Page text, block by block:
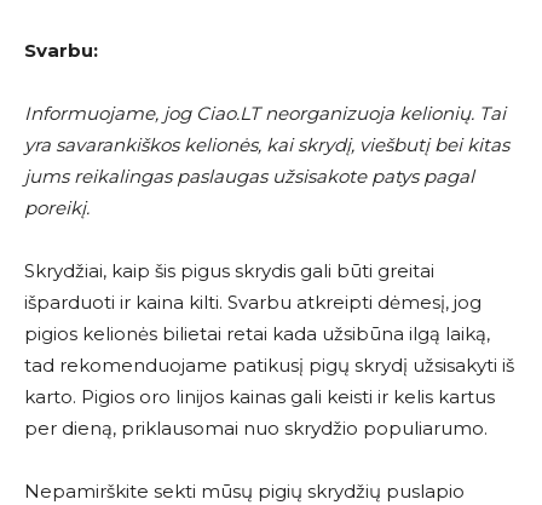
Svarbu:
Informuojame, jog Ciao.LT neorganizuoja kelionių. Tai
yra savarankiškos kelionės, kai skrydį, viešbutį bei kitas
jums reikalingas paslaugas užsisakote patys pagal
poreikį.
Skrydžiai, kaip šis pigus skrydis gali būti greitai
išparduoti ir kaina kilti. Svarbu atkreipti dėmesį, jog
pigios kelionės bilietai retai kada užsibūna ilgą laiką,
tad rekomenduojame patikusį pigų skrydį užsisakyti iš
karto. Pigios oro linijos kainas gali keisti ir kelis kartus
per dieną, priklausomai nuo skrydžio populiarumo.
Nepamirškite sekti mūsų pigių skrydžių puslapio